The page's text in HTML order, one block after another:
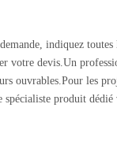
indiquez
votre devis.Un
ouvrables.Pour les
produit